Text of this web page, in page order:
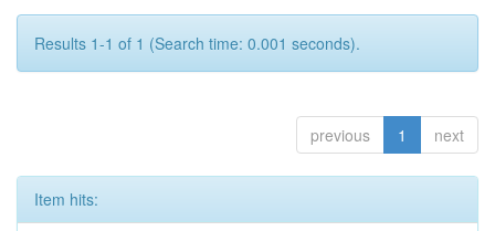
Results 1-1 of 1 (Search time: 0.001 seconds).
previous 1 next
Item hits: